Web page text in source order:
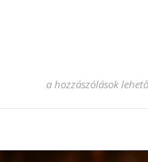
Édes tészta recept,
a hozzászólások